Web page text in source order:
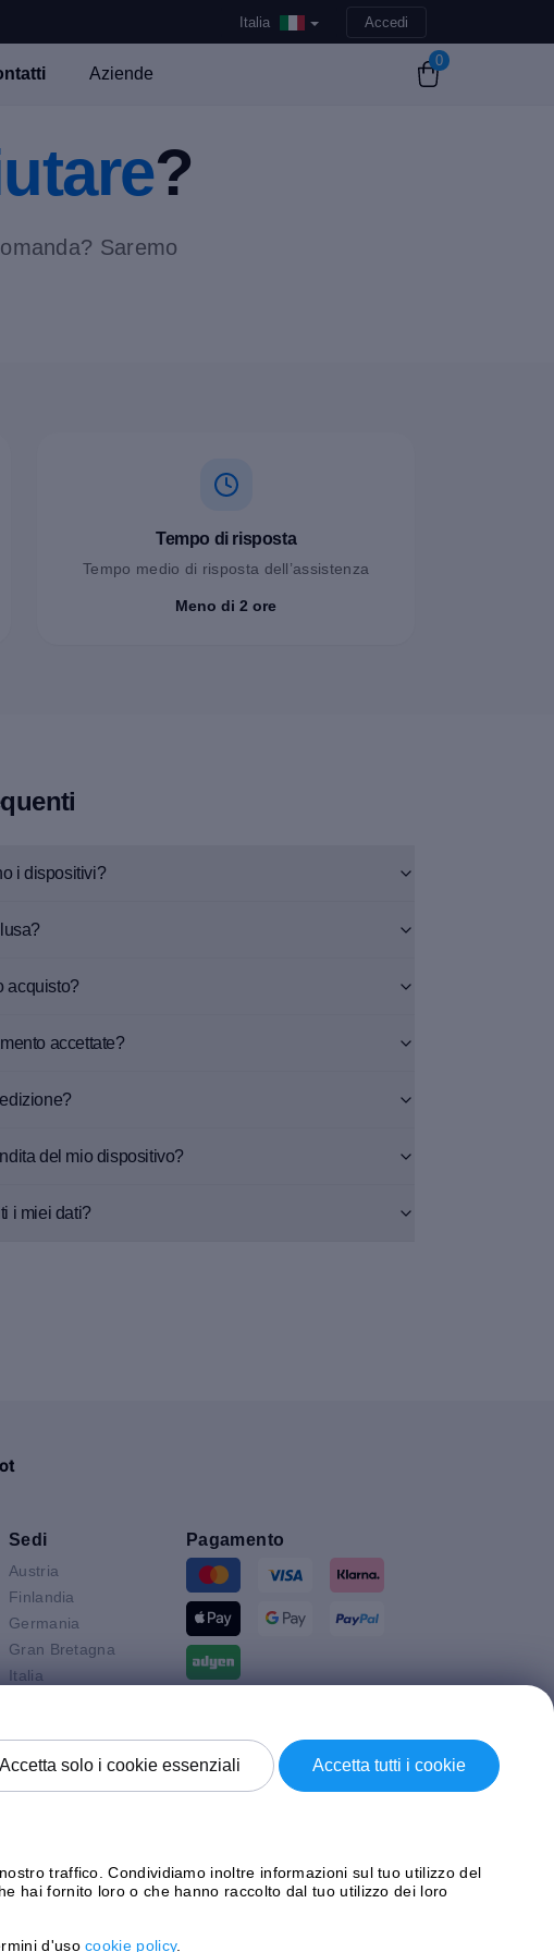
Italia Accedi
Aziende
0
?
Saremo
Tempo di risposta
Tempo medio di risposta dell’assistenza
Meno di 2 ore
i dispositivi?
acquisto?
accettate?
del mio dispositivo?
i miei dati?
Sedi
Austria
Finlandia
Germania
Gran Bretagna
Italia
Pagamento
Accetta solo i cookie essenziali Accetta tutti i cookie
traffico. Condividiamo inoltre informazioni sul tuo utilizzo del
hai fornito loro o che hanno raccolto dal tuo utilizzo dei loro
d'usocookie policy.